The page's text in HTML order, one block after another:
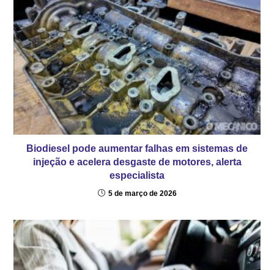
Biodiesel pode aumentar falhas em sistemas de
injeção e acelera desgaste de motores, alerta
especialista
5 de março de 2026